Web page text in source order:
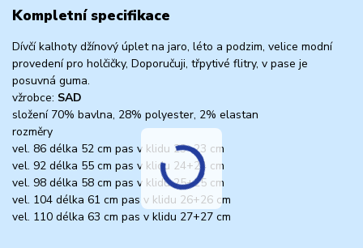
Kompletní specifikace
Dívčí kalhoty džínový úplet na jaro, léto a podzim, velice modní
provedení pro holčičky, Doporučuji, třpytivé flitry, v pase je
posuvná guma.
vžrobce: SAD
složení 70% bavlna, 28% polyester, 2% elastan
rozměry
vel. 86 délka 52 cm pas v klidu 23+23 cm
vel. 92 délka 55 cm pas v klidu 24+24 cm
vel. 98 délka 58 cm pas v klidu 25+25 cm
vel. 104 délka 61 cm pas v klidu 26+26 cm
vel. 110 délka 63 cm pas v klidu 27+27 cm